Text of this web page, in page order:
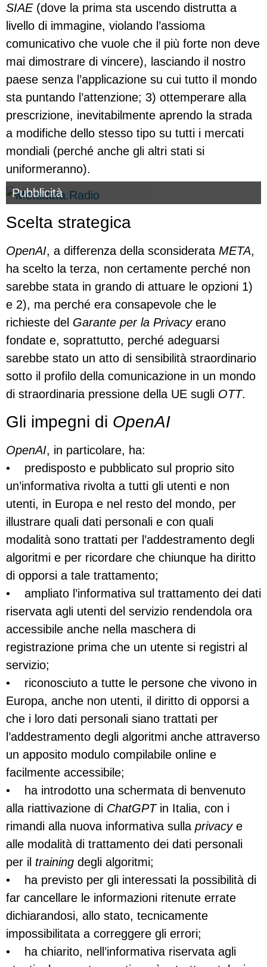
SIAE (dove la prima sta uscendo distrutta a
livello di immagine, violando l’assioma
comunicativo che vuole che il più forte non deve
mai dimostrare di vincere), lasciando il nostro
paese senza l’applicazione su cui tutto il mondo
sta puntando l’attenzione; 3) ottemperare alla
prescrizione, inevitabilmente aprendo la strada
a modifiche dello stesso tipo su tutti i mercati
mondiali (perché anche gli altri stati si
uniformeranno).
Pubblicità
Scelta strategica
OpenAI, a differenza della sconsiderata META,
ha scelto la terza, non certamente perché non
sarebbe stata in grando di attuare le opzioni 1)
e 2), ma perché era consapevole che le
richieste del Garante per la Privacyerano
fondate e, soprattutto, perché adeguarsi
sarebbe stato un atto di sensibilità straordinario
sotto il profilo della comunicazione in un mondo
di straordinaria pressione della UE sugli OTT.
Gli impegni di OpenAI
OpenAI, in particolare, ha:
• predisposto e pubblicato sul proprio sito
un’informativa rivolta a tutti gli utenti e non
utenti, in Europa e nel resto del mondo, per
illustrare quali dati personali e con quali
modalità sono trattati per l’addestramento degli
algoritmi e per ricordare che chiunque ha diritto
di opporsi a tale trattamento;
• ampliato l’informativa sul trattamento dei dati
riservata agli utenti del servizio rendendola ora
accessibile anche nella maschera di
registrazione prima che un utente si registri al
servizio;
• riconosciuto a tutte le persone che vivono in
Europa, anche non utenti, il diritto di opporsi a
che i loro dati personali siano trattati per
l’addestramento degli algoritmi anche attraverso
un apposito modulo compilabile online e
facilmente accessibile;
• ha introdotto una schermata di benvenuto
alla riattivazione di ChatGPTin Italia, con i
rimandi alla nuova informativa sulla privacye
alle modalità di trattamento dei dati personali
per il training degli algoritmi;
• ha previsto per gli interessati la possibilità di
far cancellare le informazioni ritenute errate
dichiarandosi, allo stato, tecnicamente
impossibilitata a correggere gli errori;
• ha chiarito, nell’informativa riservata agli